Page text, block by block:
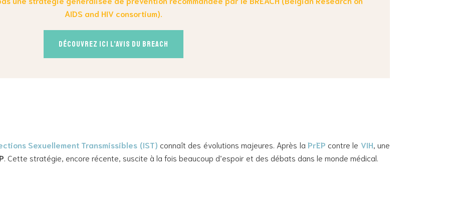
AIDS and HIV consortium).
Découvrez ici l’avis du BREACH
Sexuellement Transmissibles (IST) connaît des évolutions majeures. Après la PrEP contre le VIH , une
. Cette stratégie, encore récente, suscite à la fois beaucoup d’espoir et des débats dans le monde médical.